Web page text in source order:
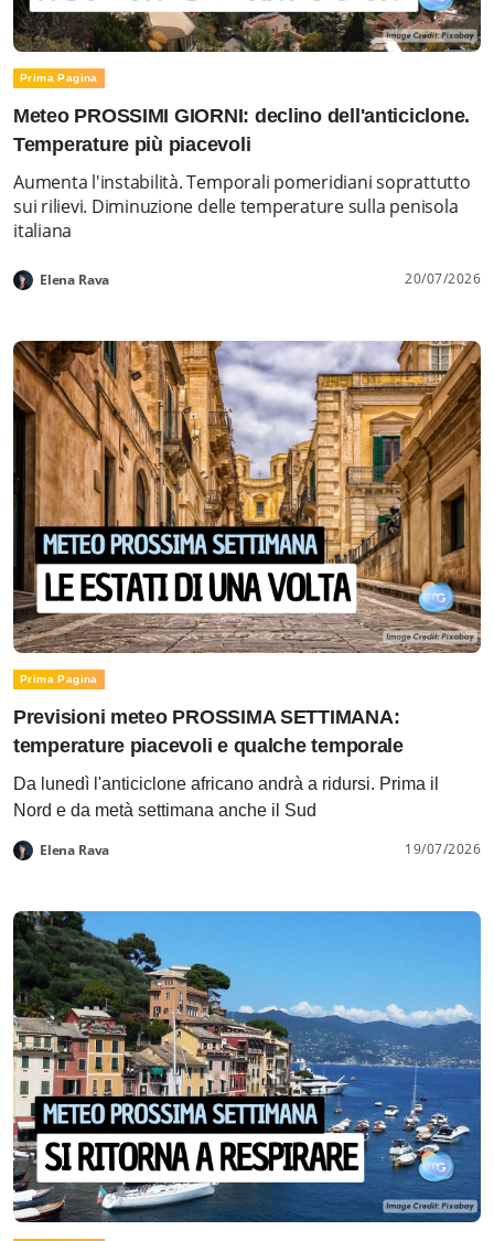
Prima Pagina
Meteo PROSSIMI GIORNI: declino dell'anticiclone.
Temperature più piacevoli
Aumenta l'instabilità. Temporali pomeridiani soprattutto
sui rilievi. Diminuzione delle temperature sulla penisola
italiana
Elena Rava 20/07/2026
Prima Pagina
Previsioni meteo PROSSIMA SETTIMANA:
temperature piacevoli e qualche temporale
Da lunedì l'anticiclone africano andrà a ridursi. Prima il
Nord e da metà settimana anche il Sud
Elena Rava 19/07/2026